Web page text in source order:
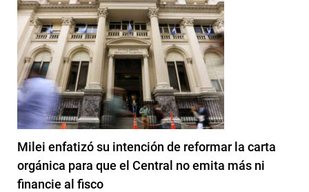
Milei enfatizó su intención de reformar la carta
orgánica para que el Central no emita más ni
financie al fisco